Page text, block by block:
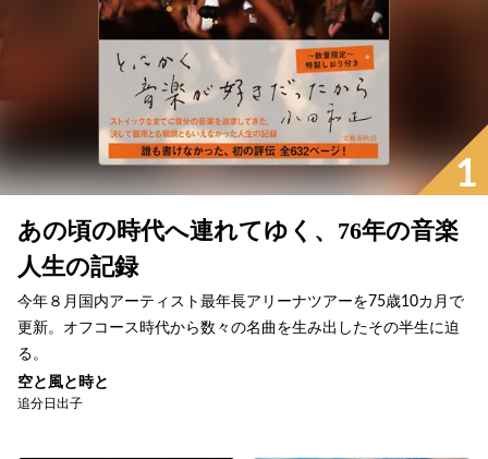
1
あの頃の時代へ連れてゆく、76年の音楽
人生の記録
今年８月国内アーティスト最年長アリーナツアーを75歳10カ月で
更新。オフコース時代から数々の名曲を生み出したその半生に迫
る。
空と風と時と
追分日出子